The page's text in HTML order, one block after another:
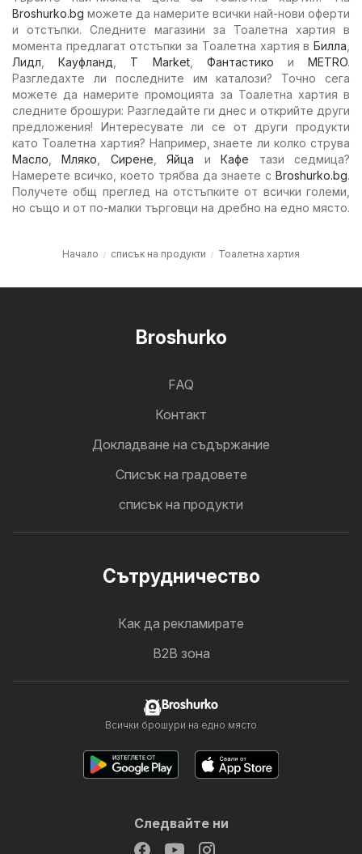
Broshurko.bg можете да намерите всички най-нови оферти
и отстъпки. Следните магазини за Тоалетна хартия в
момента предлагат отстъпки за Тоалетна хартия в Билла
Лидл ,Кауфланд T Market, Фантастико иMETRO.
Разгледахте ли последните им каталози? Точно сега
можете да намерите промоцията за Тоалетна хартия в
следните брошури: Разгледайте ги днес и открийте други
предложения! Интересувате ли се от други продукти
като Тоалетна хартия? Например, знаете ли колко струва
Масло ,Мляко Сирене ,Яйца иКафе тази седмица?
Намерете всичко, което трябва да знаете с Broshurko.bg.
Получете общ преглед на отстъпките от всички големи,
но също и от по-малки търговци на дребно на едно място.
Начало списък на продукти Тоалетна хартия
Broshurko
FAQ
Контакт
Докладване на съдържание
Cписък на градовете
списък на продукти
Cътрудничество
Как да рекламирате
B2B зона
Broshurko
Всички брошури на едно място
Следвайте ни